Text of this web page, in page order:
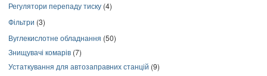
Регулятори перепаду тиску (4)
Фільтри (3)
Вуглекислотне обладнання (50)
Знищувачі комарів (7)
Устаткування для автозаправних станцій (9)